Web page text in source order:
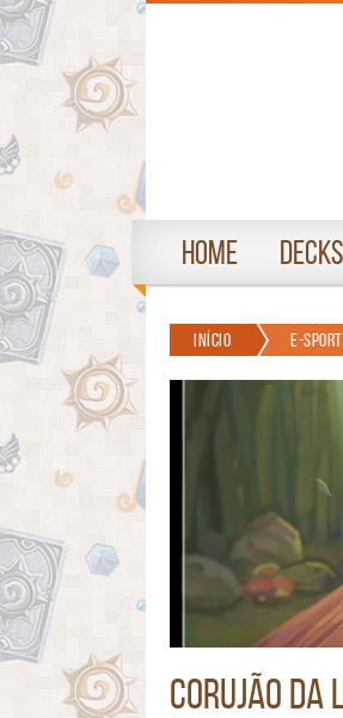
Home
Início e-
Corujão da